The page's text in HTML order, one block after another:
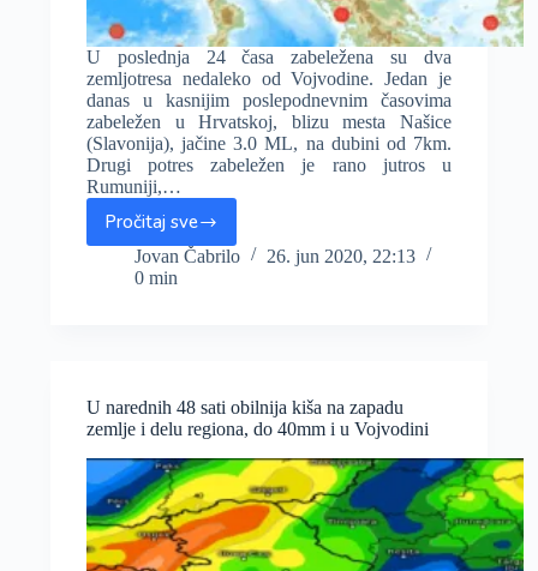
U poslednja 24 časa zabeležena su dva
zemljotresa nedaleko od Vojvodine. Jedan je
danas u kasnijim poslepodnevnim časovima
zabeležen u Hrvatskoj, blizu mesta Našice
(Slavonija), jačine 3.0 ML, na dubini od 7km.
Drugi potres zabeležen je rano jutros u
Rumuniji,…
Pročitaj sve
Umereni
potresi
u
od
Vojvodine
Jovan Čabrilo
26. jun 2020, 22:13
0 min
U narednih 48 sati obilnija kiša na zapadu
zemlje i delu regiona, do 40mm i u Vojvodini